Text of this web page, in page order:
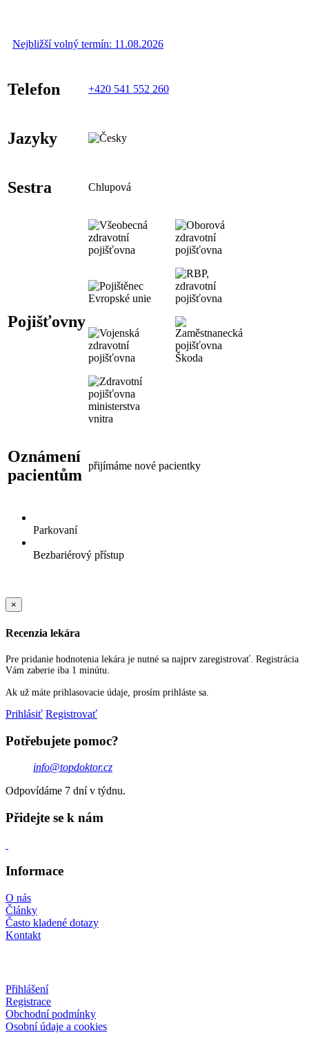
Nejbližší volný termín: 11.08.2026
Telefon +420 541 552 260
Jazyky
Sestra Chlupová
Pojišťovny
Oznámení
pacientům
přijímáme nové pacientky
Parkovaní
Bezbariérový přístup
×
Recenzia lekára
Pre pridanie hodnotenia lekára je nutné sa najprv zaregistrovať. Registrácia
Vám zaberie iba 1 minútu.
Ak už máte prihlasovacie údaje, prosím prihláste sa.
Prihlásiť Registrovať
Potřebujete pomoc?
info@topdoktor.cz
Odpovídáme 7 dní v týdnu.
Přidejte se k nám
Informace
O nás
Články
Často kladené dotazy
Kontakt
Přihlášení
Registrace
Obchodní podmínky
Osobní údaje a cookies